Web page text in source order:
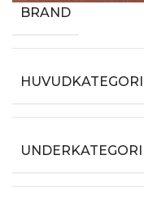
BRAND
HUVUDKATEGORI
UNDERKATEGORI